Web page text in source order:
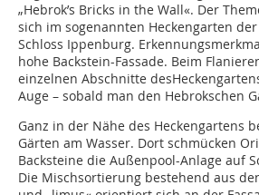
„Hebrok’s Bricks in the Wall«. Der
sich im sogenannten Heckengarten
Schloss Ippenburg.
hohe Backstein-Fassade. Beim
einzelnen Abschnitte
Auge – sobald man den Hebrokschen
Ganz in der Nähe des Heckengartens
Gärten am Wasser. Dort schmücken
Backsteine die Außenpool-Anlage auf
Die Mischsortierung bestehend aus